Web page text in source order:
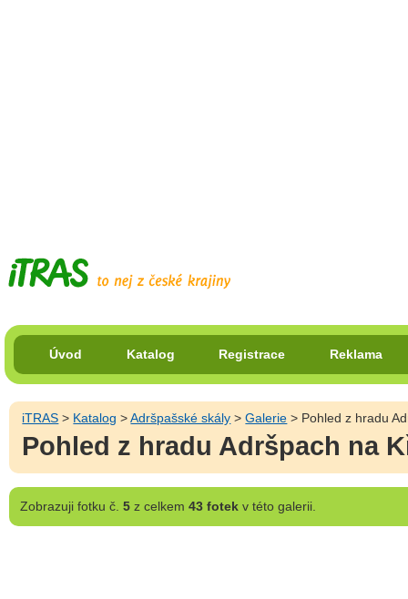
Úvod Katalog Registrace Reklama
iTRAS > Katalog >Adršpašské skály >Galerie > Pohled z hradu
Pohled z hradu Adršpach na
Zobrazujifotku č. 5z celkem 43 fotekv této galerii.